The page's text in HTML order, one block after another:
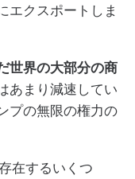
エクスポートしま
世界の大部分の商
あまり減速してい
プの無限の権力の
在するいくつ